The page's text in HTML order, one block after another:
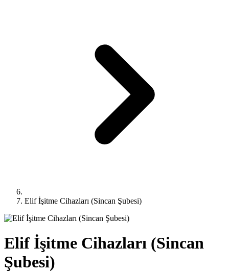
Elif İşitme Cihazları (Sincan Şubesi)
Elif İşitme Cihazları (Sincan
Şubesi)